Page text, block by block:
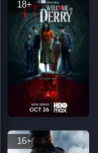
18+
16+